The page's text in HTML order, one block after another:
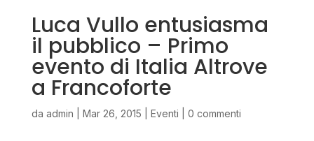
Luca Vullo entusiasma
il pubblico – Primo
evento di Italia Altrove
a Francoforte
da admin Mar 26, 2015 Eventi 0 commenti